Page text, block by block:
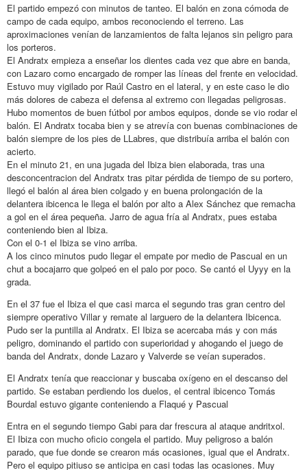
El partido empezó con minutos de tanteo. El balón en zona cómoda de
campo de cada equipo, ambos reconociendo el terreno. Las
aproximaciones venían de lanzamientos de falta lejanos sin peligro para
los porteros.
El Andratx empieza a enseñar los dientes cada vez que abre en banda,
con Lazaro como encargado de romper las líneas del frente en velocidad.
Estuvo muy vigilado por Raúl Castro en el lateral, y en este caso le dio
más dolores de cabeza el defensa al extremo con llegadas peligrosas.
Hubo momentos de buen fútbol por ambos equipos, donde se vio rodar el
balón. El Andratx tocaba bien y se atrevía con buenas combinaciones de
balón siempre de los pies de LLabres, que distribuía arriba el balón con
acierto.
En el minuto 21, en una jugada del Ibiza bien elaborada, tras una
desconcentracion del Andratx tras pitar pérdida de tiempo de su portero,
llegó el balón al área bien colgado y en buena prolongación de la
delantera ibicenca le llega el balón por alto a Alex Sánchez que remacha
a gol en el área pequeña. Jarro de agua fría al Andratx, pues estaba
conteniendo bien al Ibiza.
Con el 0-1 el Ibiza se vino arriba.
A los cinco minutos pudo llegar el empate por medio de Pascual en un
chut a bocajarro que golpeó en el palo por poco. Se cantó el Uyyy en la
grada.
En el 37 fue el Ibiza el que casi marca el segundo tras gran centro del
siempre operativo Villar y remate al larguero de la delantera Ibicenca.
Pudo ser la puntilla al Andratx. El Ibiza se acercaba más y con más
peligro, dominando el partido con superioridad y ahogando el juego de
banda del Andratx, donde Lazaro y Valverde se veían superados.
El Andratx tenía que reaccionar y buscaba oxígeno en el descanso del
partido. Se estaban perdiendo los duelos, el central ibicenco Tomás
Bourdal estuvo gigante conteniendo a Flaqué y Pascual
Entra en el segundo tiempo Gabi para dar frescura al ataque andritxol.
El Ibiza con mucho oficio congela el partido. Muy peligroso a balón
parado, que fue donde se crearon más ocasiones, igual que el Andratx.
Pero el equipo pitiuso se anticipa en casi todas las ocasiones. Muy